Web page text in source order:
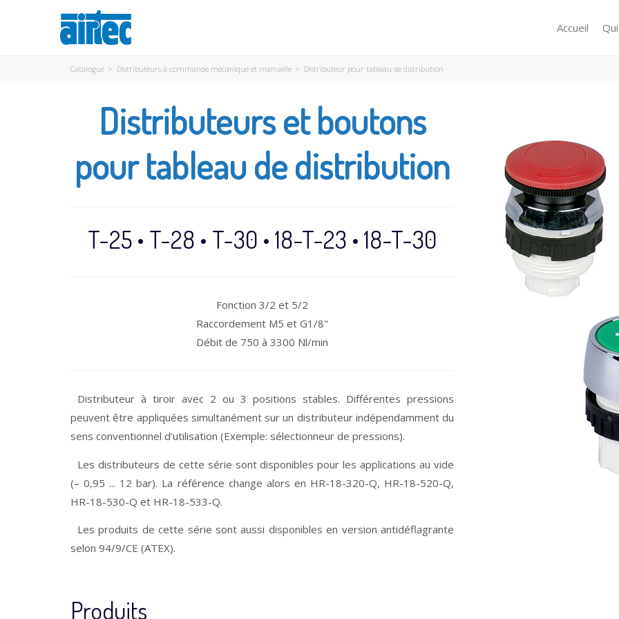
Accueil
Catalogue > Distributeurs à commande mécanique et manuelle > Distributeur pour tableau de distribution
Distributeurs et boutons
pour tableau de distribution
T-25 • T-28 • T-30 • 18-T-23 • 18-T-30
Fonction 3/2 et 5/2
Raccordement M5 et G1/8"
Débit de 750 à 3300 Nl/min
Distributeur à tiroir avec 2 ou 3 positions stables. Différentes pressions
peuvent être appliquées simultanément sur un distributeur indépendamment du
sens conventionnel d’utilisation (Exemple: sélectionneur de pressions).
Les distributeurs de cette série sont disponibles pour les applications au vide
(– 0,95 ... 12 bar). La référence change alors en HR-18-320-Q, HR-18-520-Q,
HR-18-530-Q et HR-18-533-Q.
Les produits de cette série sont aussi disponibles en version antidéflagrante
selon 94/9/CE (ATEX).
Produits